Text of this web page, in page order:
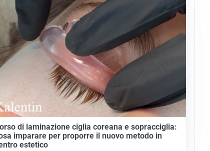
di laminazione ciglia coreana e sopracciglia:
imparare per proporre il nuovo metodo in
estetico